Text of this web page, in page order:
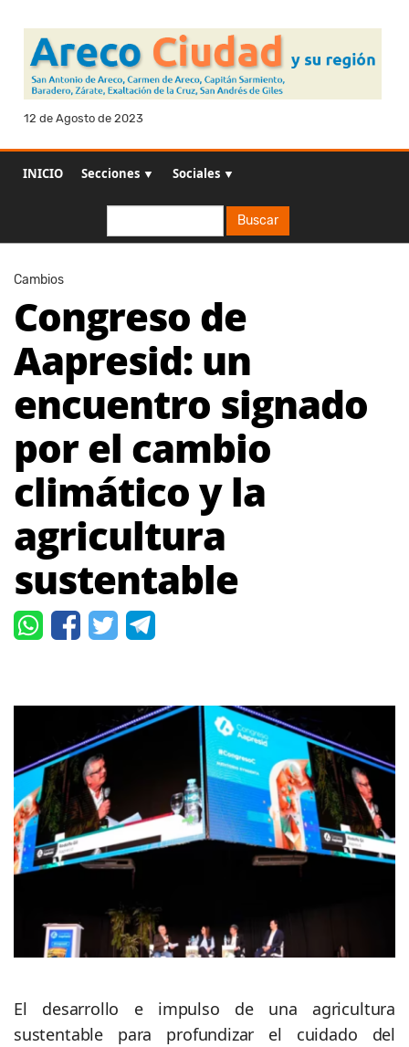
12 de Agosto de 2023
INICIO Secciones ▼ Sociales ▼
Buscar
Cambios
Congreso de
Aapresid: un
encuentro signado
por el cambio
climático y la
agricultura
sustentable
El desarrollo e impulso de una agricultura
sustentable para profundizar el cuidado del